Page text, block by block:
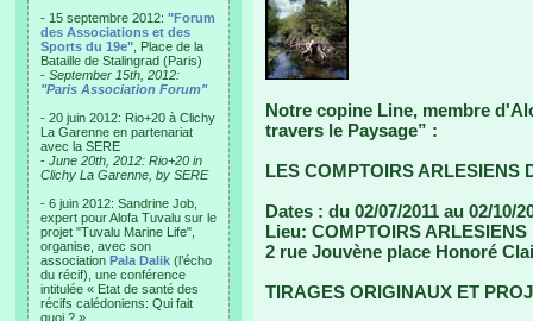
- 15 septembre 2012: "Forum
des Associations et des
Sports du 19e" , Place de la
Bataille de Stalingrad (Paris)
- September 15th, 2012:
"Paris Association Forum"
- 20 juin 2012: Rio+20 à Clichy
La Garenne en partenariat
avec la SERE
- June 20th, 2012: Rio+20 in
Clichy La Garenne, by SERE
- 6 juin 2012: Sandrine Job,
expert pour Alofa Tuvalu sur le
projet "Tuvalu Marine Life",
organise, avec son
association Pala Dalik (l’écho
du récif), une conférence
intitulée « Etat de santé des
récifs calédoniens: Qui fait
quoi ? »
Notre copine Line, membre
travers le Paysage” :
LES COMPTOIRS ARLESIENS
Dates : du 02/07/2011 au 02/10/
Lieu: COMPTOIRS ARLESIENS
2 rue Jouvène place Honoré
TIRAGES ORIGINAUX ET